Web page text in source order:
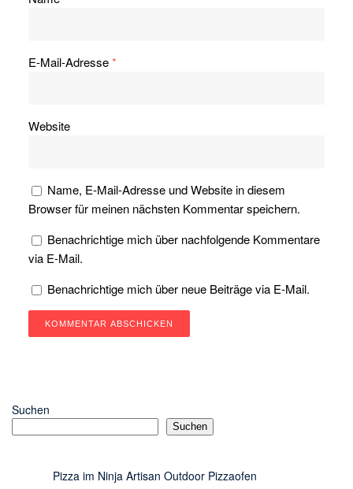
E-Mail-Adresse*
Website
Name, E-Mail-Adresse und Website in diesem
Browser für meinen nächsten Kommentar speichern.
Benachrichtige mich über nachfolgende Kommentare
via E-Mail.
Benachrichtige mich über neue Beiträge via E-Mail.
Suchen
Suchen
Pizza im Ninja Artisan Outdoor Pizzaofen